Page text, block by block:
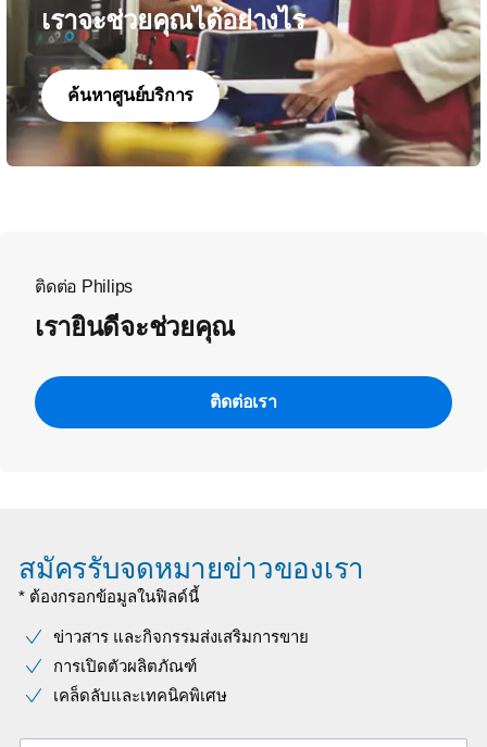
เราจะช่วยคุณได้อย่างไร
ค้นหาศูนย์บริการ
ติดต่อ Philips
เรายินดีจะช่วยคุณ
ติดต่อเรา
สมัครรับจดหมายข่าวของเรา
* ต้องกรอกข้อมูลในฟิลด์นี้
ข่าวสาร และกิจกรรมส่งเสริมการขาย
การเปิดตัวผลิตภัณฑ์
เคล็ดลับและเทคนิคพิเศษ